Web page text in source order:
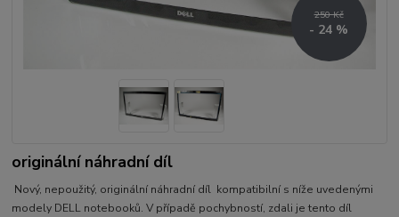
250 Kč
- 24 %
originální náhradní díl
Nový, nepoužitý, originální náhradní díl kompatibilní s níže uvedenými
modely DELL notebooků. V případě pochybností, zdali je tento díl